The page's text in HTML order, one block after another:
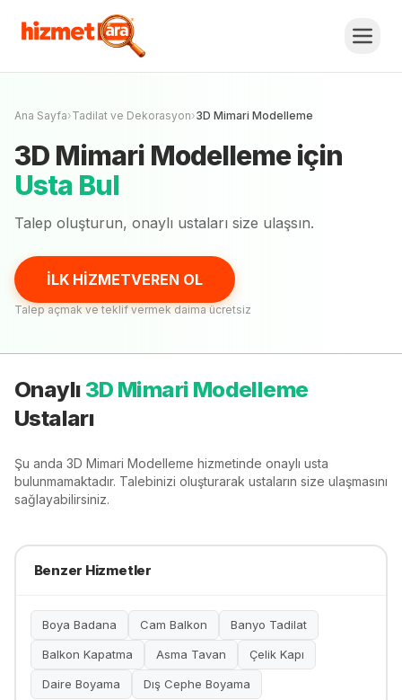
3D Mimari ModellemeFiyat Teklifi Al,
Karşılaştır.
İLK HİZMETVEREN OL
Ana Sayfa›Tadilat ve Dekorasyon›3D Mimari Modelleme
3D Mimari Modellemeiçin
Usta Bul
Talep oluşturun, onaylı ustaları size ulaşsın.
İLK HİZMETVEREN OL
Talep açmak ve teklif vermek daima ücretsiz
Onaylı 3D Mimari Modelleme
Ustaları
Şu anda 3D Mimari Modelleme hizmetinde onaylı usta
bulunmamaktadır. Talebinizi oluşturarak ustaların size ulaşmasını
sağlayabilirsiniz.
Benzer Hizmetler
Boya Badana Cam Balkon Banyo Tadilat
Balkon Kapatma Asma Tavan Çelik Kapı
Daire Boyama Dış Cephe Boyama